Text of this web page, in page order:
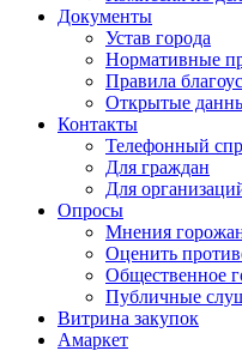
Документы
Устав города
Нормативные
Правила
Открытые
Контакты
Телефонный
Для граждан
Для
Опросы
Мнения
Оценить
Общественное
Публичные
Витрина закупок
Амаркет